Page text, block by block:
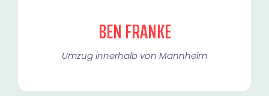
BEN FRANKE
Umzug innerhalb von Mannheim​